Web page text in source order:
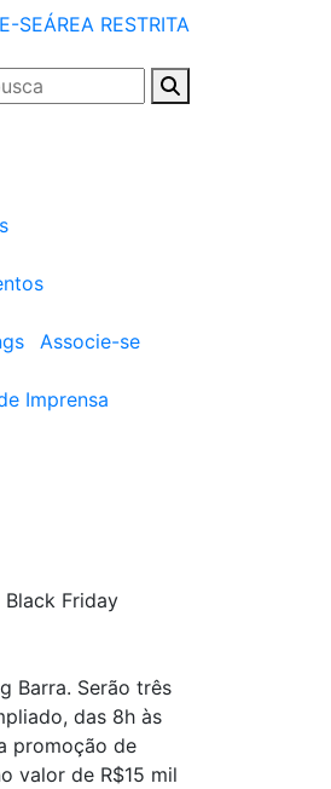
SEÁREA RESTRITA
Associe-se
Imprensa
Friday
Barra. Serão três
das 8h às
promoção de
valor de R$15 mil